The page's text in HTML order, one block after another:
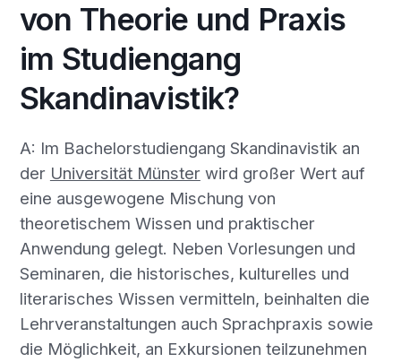
von Theorie und Praxis
im Studiengang
Skandinavistik?
A: Im Bachelorstudiengang Skandinavistik an
der Universität Münsterwird großer Wert auf
eine ausgewogene Mischung von
theoretischem Wissen und praktischer
Anwendung gelegt. Neben Vorlesungen und
Seminaren, die historisches, kulturelles und
literarisches Wissen vermitteln, beinhalten die
Lehrveranstaltungen auch Sprachpraxis sowie
die Möglichkeit, an Exkursionen teilzunehmen